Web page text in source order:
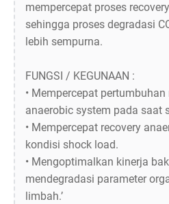
mempercepat proses
sehingga proses degradasi
lebih sempurna.
FUNGSI / KEGUNAAN :
• Mempercepat
anaerobic system pada saat
• Mempercepat recovery
kondisi shock load.
• Mengoptimalkan kinerja
mendegradasi parameter
limbah.’